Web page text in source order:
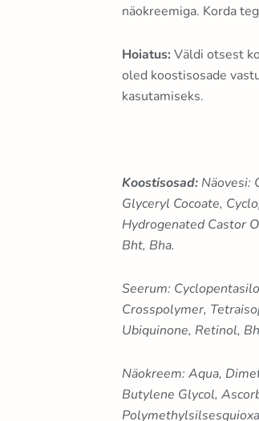
näokreemiga. Korda
Hoiatus: Väldi otsest
oled koostisosade
kasutamiseks.
Koostisosad: Näovesi:
Glyceryl Cocoate,
Hydrogenated Castor
Bht, Bha.
Seerum:
Crosspolymer,
Ubiquinone, Retinol,
Näokreem: Aqua,
Butylene Glycol,